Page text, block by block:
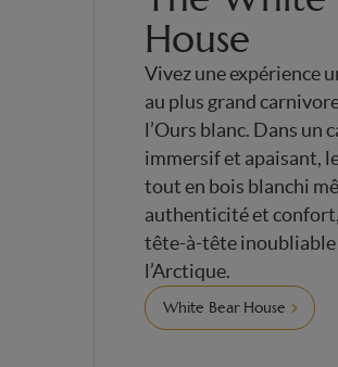
House
Vivez une expérience
au plus grand
l’Ours blanc. Dans un
immersif et apaisant,
tout en bois blanchi
authenticité et
tête-à-tête
l’Arctique.
White Bear House